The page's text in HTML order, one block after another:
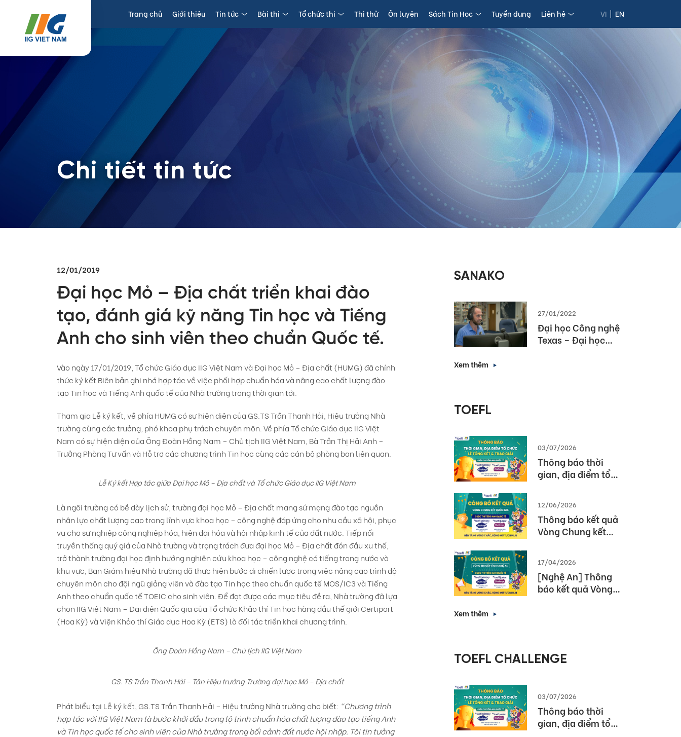
Trang chủ Giới thiệu Tin tức Bài thi Tổ chức thi Thi thử Ôn luyện Sách Tin Học Tuyển dụng Liên hệ VI EN
Chi tiết tin tức
12/01/2019
Đại học Mỏ – Địa chất triển khai đào
tạo, đánh giá kỹ năng Tin học và Tiếng
Anh cho sinh viên theo chuẩn Quốc tế.
Vào ngày 17/01/2019, Tổ chức Giáo dục IIG Việt Nam và Đại học Mỏ – Địa chất (HUMG) đã chính
thức ký kết Biên bản ghi nhớ hợp tác về việc phối hợp chuẩn hóa và nâng cao chất lượng đào
tạo Tin học và Tiếng Anh quốc tế của Nhà trường trong thời gian tới.
Tham gia Lễ ký kết, về phía HUMG có sự hiện diện của GS.TS Trần Thanh Hải, Hiệu trưởng Nhà
trường cùng các trưởng, phó khoa phụ trách chuyên môn. Về phía Tổ chức Giáo dục IIG Việt
Nam có sự hiện diện của Ông Đoàn Hồng Nam – Chủ tịch IIG Việt Nam, Bà Trần Thị Hải Anh –
Trưởng Phòng Tư vấn và Hỗ trợ các chương trình Tin học cùng các cán bộ phòng ban liên quan.
Lễ Ký kết Hợp tác giữa Đại học Mỏ – Địa chất và Tổ chức Giáo dục IIG Việt Nam
Là ngôi trường có bề dày lịch sử, trường đại học Mỏ – Địa chất mang sứ mạng đào tạo nguồn
nhân lực chất lượng cao trong lĩnh vực khoa học – công nghệ đáp ứng cho nhu cầu xã hội, phục
vụ cho sự nghiệp công nghiệp hóa, hiện đại hóa và hội nhập kinh tế của đất nước. Tiếp nối
truyền thống quý giá của Nhà trường và trọng trách đưa đại học Mỏ – Địa chất đón đầu xu thế,
trở thành trường đại học định hướng nghiên cứu khoa học – công nghệ có tiếng trong nước và
khu vực, Ban Giám hiệu Nhà trường đã thực hiện bước đi chiến lược trong việc nâng cao trình độ
chuyên môn cho đội ngũ giảng viên và đào tạo Tin học theo chuẩn quốc tế MOS/IC3 và Tiếng
Anh theo chuẩn quốc tế TOEIC cho sinh viên. Để đạt được các mục tiêu đề ra, Nhà trường đã lựa
chọn IIG Việt Nam – Đại diện Quốc gia của Tổ chức Khảo thí Tin học hàng đầu thế giới Certiport
(Hoa Kỳ) và Viện Khảo thí Giáo dục Hoa Kỳ (ETS) là đối tác triển khai chương trình.
Ông Đoàn Hồng Nam – Chủ tịch IIG Việt Nam
GS. TS Trần Thanh Hải – Tân Hiệu trưởng Trường đại học Mỏ – Địa chất
Phát biểu tại Lễ ký kết, GS.TS Trần Thanh Hải – Hiệu trưởng Nhà trường cho biết: “Chương trình
hợp tác với IIG Việt Nam là bước khởi đầu trong lộ trình chuẩn hóa chất lượng đào tạo tiếng Anh
và Tin học quốc tế cho sinh viên của Nhà trường trong bối cảnh đất nước hội nhập. Tôi tin tưởng
SANAKO
27/01/2022
Đại học Công nghệ
Texas – Đại học
Xem thêm
TOEFL
03/07/2026
Thông báo thời
gian, địa điểm tổ
TOEFL Challenge
năm học 2025 –
2026
12/06/2026
Thông báo kết quả
Vòng Chung kết
năm học 2025 –
2026
17/04/2026
[Nghệ An] Thông
báo kết quả Vòng
Xem thêm
TOEFL CHALLENGE
03/07/2026
Thông báo thời
gian, địa điểm tổ